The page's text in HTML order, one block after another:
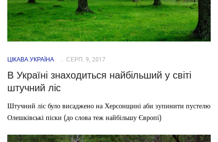
ЦІКАВА УКРАЇНА СЕРП. 9, 2017
В Україні знаходиться найбільший у світі
штучний ліс
Штучний ліс було висаджено на Херсонщині аби зупинити пустелю
Олешківські піски (до слова теж найбільшу Європі)